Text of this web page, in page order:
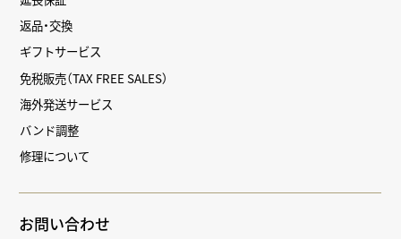
返品・交換
ギフトサービス
免税販売（TAX FREE SALES）
海外発送サービス
バンド調整
修理について
お問い合わせ